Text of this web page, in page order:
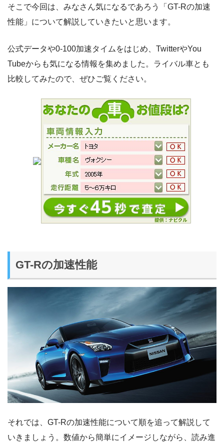
そこで今回は、みなさん気になるであろう「GT-Rの加速
性能」について解説していきたいと思います。
公式データや0-100加速タイムをはじめ、TwitterやYou
Tubeからも気になる情報を集めました。ライバル車とも
比較してみたので、ぜひご覧ください。
GT-Rの加速性能
それでは、GT-Rの加速性能について順を追って解説して
いきましょう。数値から簡単にイメージしながら、読み進